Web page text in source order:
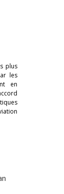
plus
les
en